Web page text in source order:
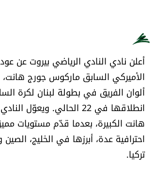
ثقافة وفنون
فصل من كتاب
اقرأ تضحك
كاميرا
سجالات
أعلن نادي النادي الرياضي بيروت عن
الأميركي السابق ماركوس جورج هانت،
ألوان الفريق في بطولة لبنان لكرة
انطلاقها في 22 الحالي. ويعوّل
هانت الكبيرة، بعدما قدّم مستويات
احترافية عدة، أبرزها في الخليج،
تركيا.